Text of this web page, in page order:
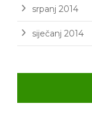
srpanj 2014
siječanj 2014